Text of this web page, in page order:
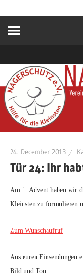
springen
für
24. December 2013
Tür 24: Ihr
Am 1. Advent haben wir
Kleinsten zu formulieren
Zum Wunschaufruf
Aus euren Einsendungen
Bild und Ton: